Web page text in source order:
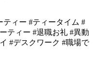
ティー #ティータイム #
ティー #退職お礼 #異動
#デスクワーク #職場で